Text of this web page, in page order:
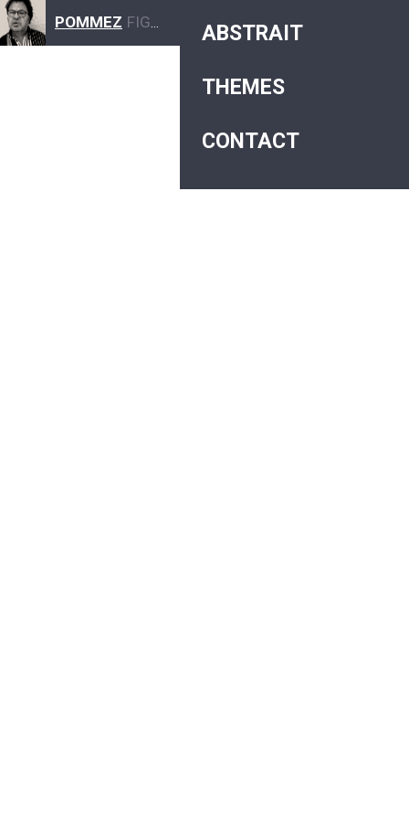
POMMEZ FIGURATIF ABSTRAIT ABSTRAIT
THEMES
CONTACT